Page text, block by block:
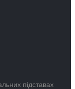
підставах